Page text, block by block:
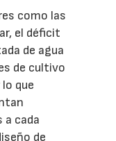
como las
el déficit
de agua
de cultivo
que
cada
de